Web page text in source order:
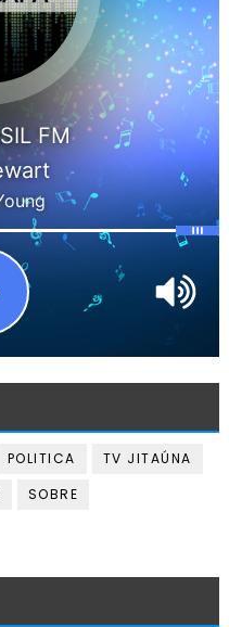
POLITICA
TV JITAÚNA
SOBRE